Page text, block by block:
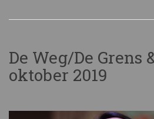
De Weg/De Grens
oktober 2019